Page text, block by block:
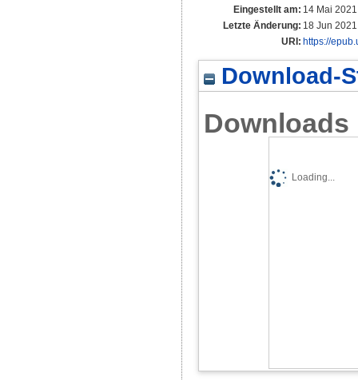
Eingestellt am: 14 Mai
Letzte Änderung: 18 Jun
URI: https://
Download-
Downloads
Loading...